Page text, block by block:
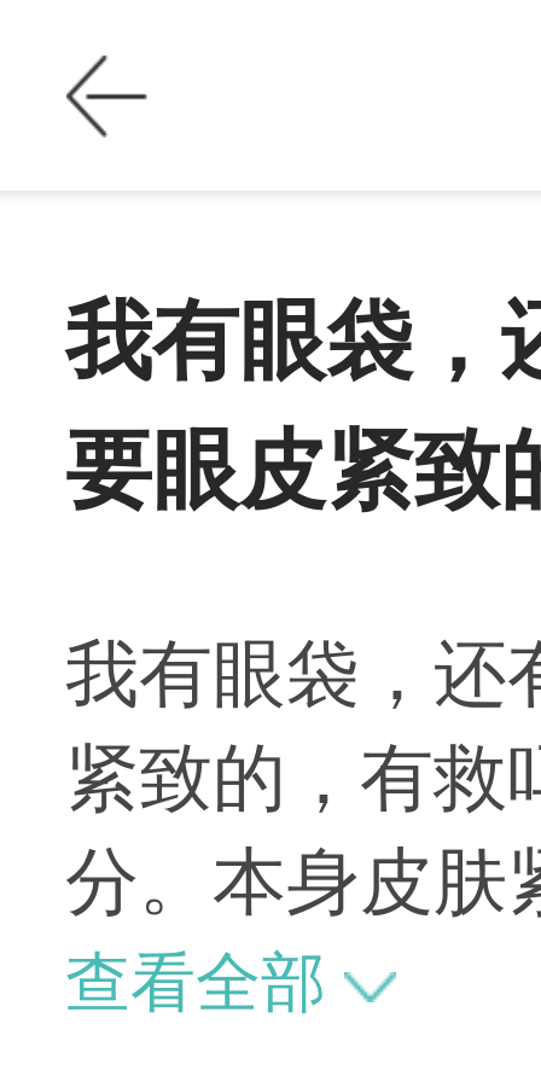
我有眼袋，
要眼皮紧致
我有眼袋，还
紧致的，有救
分。本身皮肤
的，一定要做
查看全部